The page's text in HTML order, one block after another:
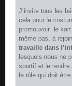
J’invite tous les
cela pour le
promouvoir le
même pas, à
travaille dans
lesquels nous ne
sportif et le
le rôle qui doit être